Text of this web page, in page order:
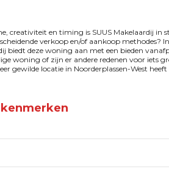
creativiteit en timing is SUUS Makelaardij
verkoop en/of aankoop
biedt deze woning aan met een bieden
woning of zijn er andere redenen voor iets
gewilde locatie in Noorderplassen-West